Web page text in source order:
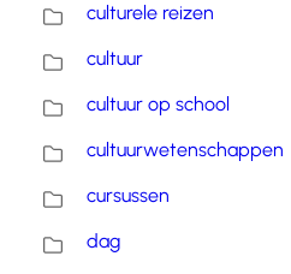
culturele reizen
cultuur
cultuur op school
cultuurwetenschappen
cursussen
dag